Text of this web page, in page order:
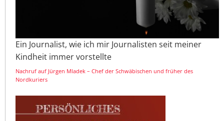
Ein Journalist, wie ich mir Journalisten seit meiner
Kindheit immer vorstellte
Nachruf auf Jürgen Mladek – Chef der Schwäbischen und früher des
Nordkuriers